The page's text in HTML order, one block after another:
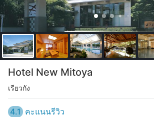
Hotel New Mitoya
เรียวกัง
4.1 คะแนนรีวิว